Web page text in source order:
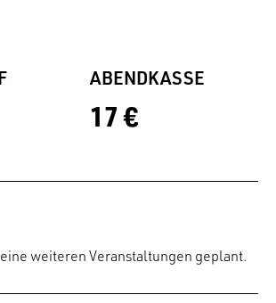
ABENDKASSE
17 €
weiteren Veranstaltungen geplant.